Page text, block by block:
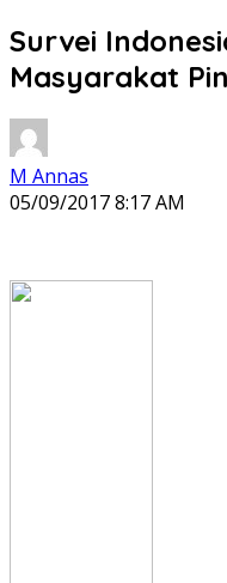
Survei
Masyarakat
M Annas
05/09/2017 8:17 AM